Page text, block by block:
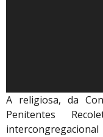
A religiosa, da
Penitentes